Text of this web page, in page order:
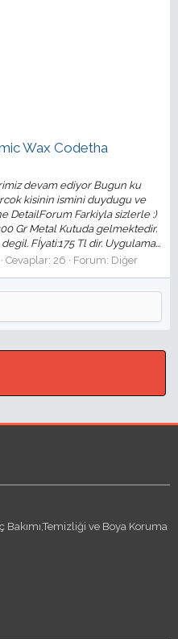
Wax Codetha
devam ediyor Bugun ku
kisinin ismini duydugu ve
DetailForum Farkiyla sizlerle :)
Gr Metal Kutuda gelmektedir.
Fİyati:175 Tl dir. Uygulama...
Cevaplar: 26 Forum: Diğer
ve Boya Koruma